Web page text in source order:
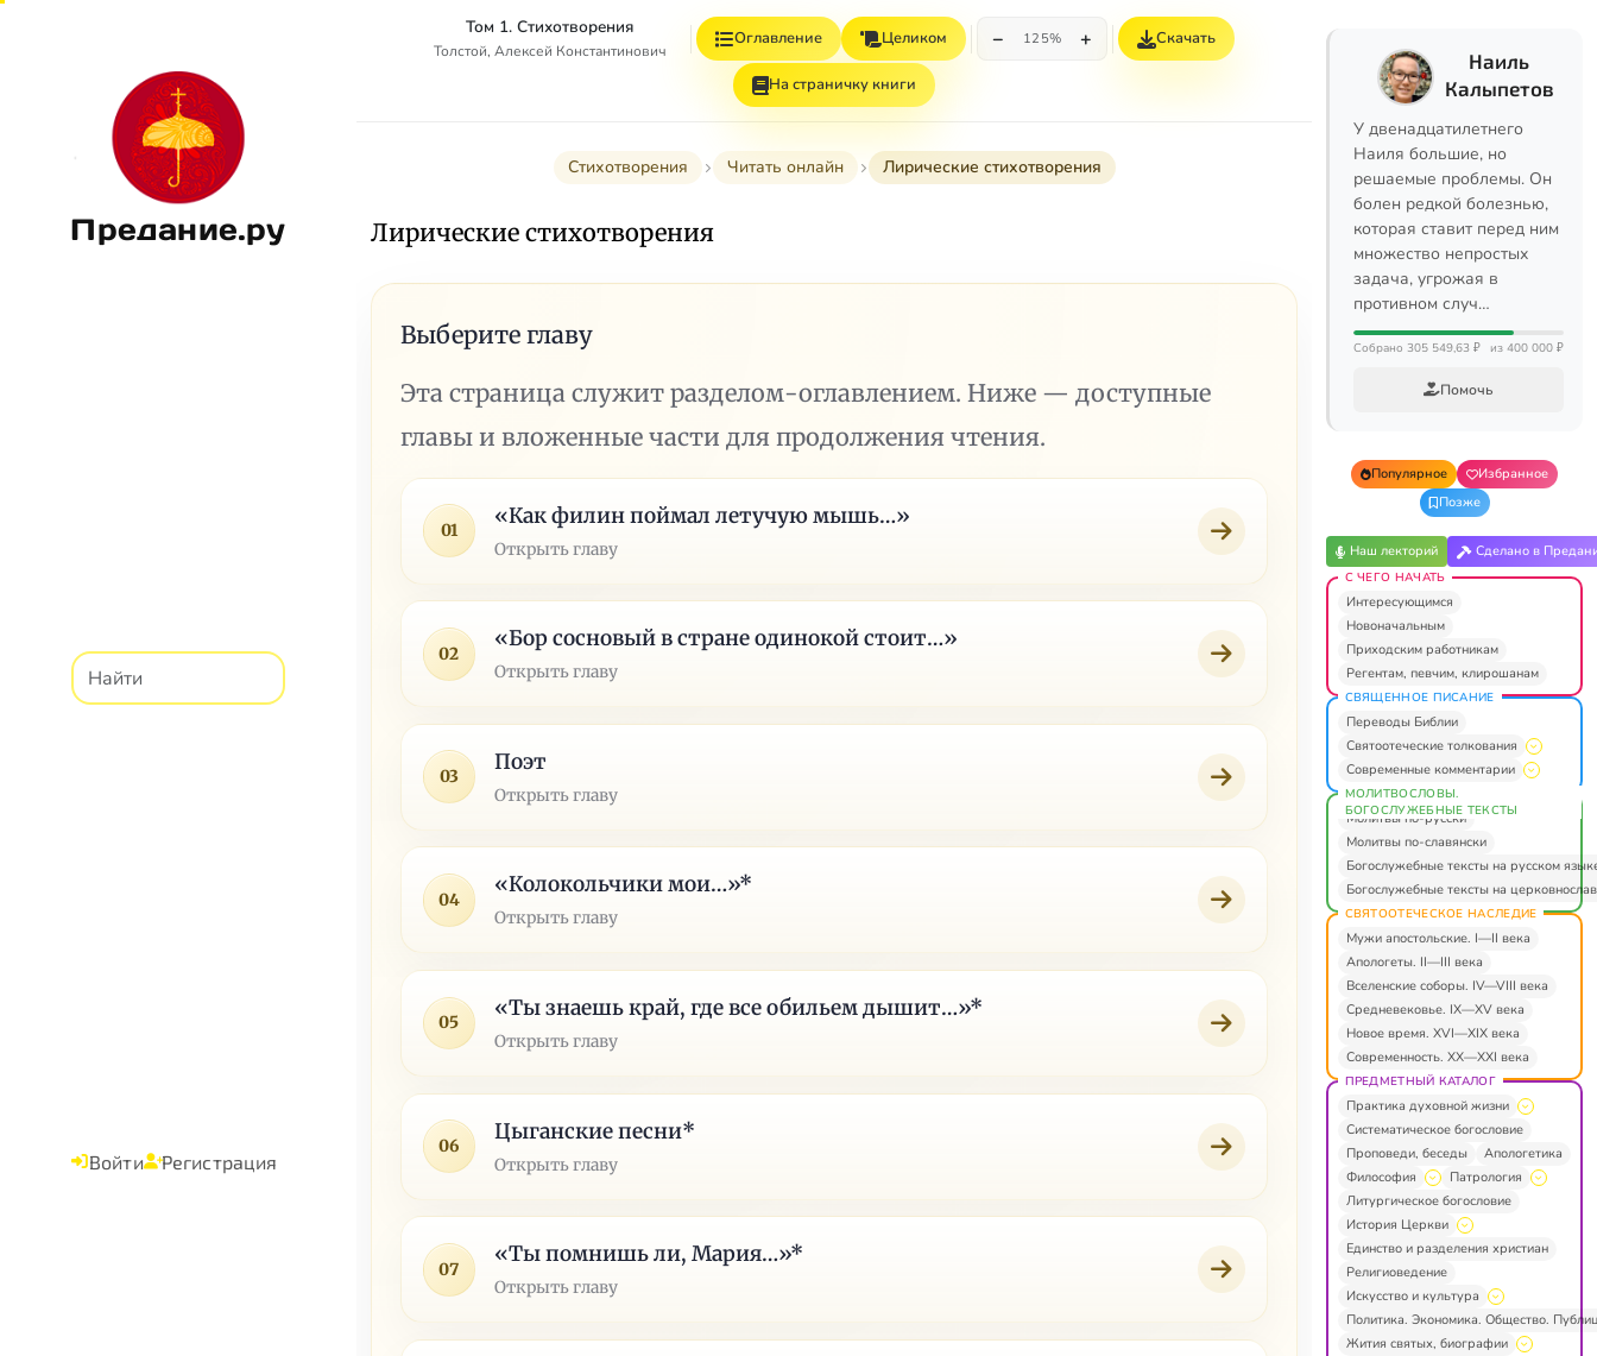
Предание.ру
Войти Регистрация
Том 1. Стихотворения
Толстой, Алексей Константинович
Оглавление Целиком − 125% + Скачать
На страничку книги
Стихотворения Читать онлайн Лирические стихотворения
Лирические стихотворения
Выберите главу
Эта страница служит разделом-оглавлением. Ниже — доступные
главы и вложенные части для продолжения чтения.
01
«Как филин поймал летучую мышь…»
Открыть главу
02
«Бор сосновый в стране одинокой стоит…»
Открыть главу
03
Поэт
Открыть главу
04
«Колокольчики мои…»*
Открыть главу
05
«Ты знаешь край, где все обильем дышит…»*
Открыть главу
06
Цыганские песни*
Открыть главу
07
«Ты помнишь ли, Мария…»*
Открыть главу
Наиль
Калыпетов
У двенадцатилетнего
Наиля большие, но
решаемые проблемы. Он
болен редкой болезнью,
которая ставит перед ним
множество непростых
задача, угрожая в
противном случ…
Собрано 305 549,63 ₽ из 400 000 ₽
Помочь
Популярное
Избранное
Позже
Наш лекторий Сделано в
С ЧЕГО НАЧАТЬ
Интересующимся
Новоначальным
Приходским работникам
Регентам, певчим, клирошанам
СВЯЩЕННОЕ ПИСАНИЕ
Переводы Библии
Святоотеческие толкования
Современные комментарии
МОЛИТВОСЛОВЫ.
БОГОСЛУЖЕБНЫЕ ТЕКСТЫ
Молитвы по-русски
Молитвы по-славянски
Богослужебные тексты на русском
Богослужебные тексты на
СВЯТООТЕЧЕСКОЕ НАСЛЕДИЕ
Мужи апостольские. I—II века
Апологеты. II—III века
Вселенские соборы. IV—VIII века
Средневековье. IX—XV века
Новое время. XVI—XIX века
Современность. XX—XXI века
ПРЕДМЕТНЫЙ КАТАЛОГ
Практика духовной жизни
Систематическое богословие
Проповеди, беседы
Апологетика
Философия
Патрология
Литургическое богословие
История Церкви
Единство и разделения христиан
Религиоведение
Искусство и культура
Политика. Экономика. Общество.
Жития святых, биографии